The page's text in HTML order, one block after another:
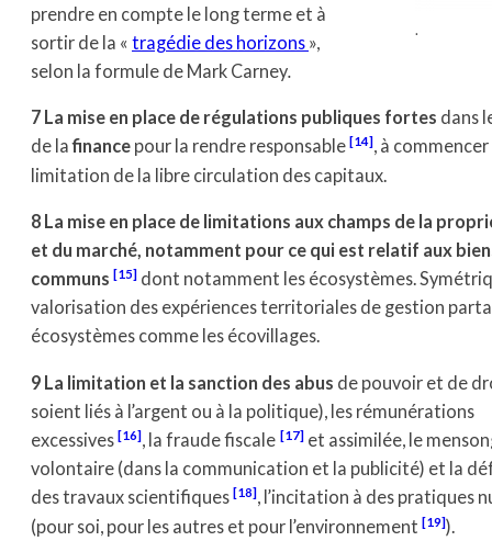
.
prendre en compte le long terme et à
sortir de la « tragédie des horizons »,
selon la formule de Mark Carney.
7 La mise en place de régulations publiques fortes dans
de lafinance pour la rendre responsable [14] , à
limitation de la libre circulation des capitaux.
8 La mise en place de limitations aux champs de la
et du marché, notamment pour ce qui est relatif aux
communs [15] dont notamment les écosystèmes.
valorisation des expériences territoriales de gestion
écosystèmes comme les écovillages.
9 La limitation et la sanction des abus de pouvoir et de
soient liés à l’argent ou à la politique), les rémunérations
excessives [16], la fraude fiscale [17]et assimilée, le
volontaire (dans la communication et la publicité) et la
des travaux scientifiques [18] , l’incitation à des pratiques
(pour soi, pour les autres et pour l’environnement [19]).